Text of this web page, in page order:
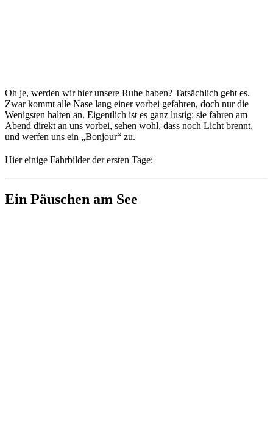
Oh je, werden wir hier unsere Ruhe haben? Tatsächlich geht es.
Zwar kommt alle Nase lang einer vorbei gefahren, doch nur die
Wenigsten halten an. Eigentlich ist es ganz lustig: sie fahren am
Abend direkt an uns vorbei, sehen wohl, dass noch Licht brennt,
und werfen uns ein „Bonjour“ zu.
Hier einige Fahrbilder der ersten Tage:
Ein Päuschen am See